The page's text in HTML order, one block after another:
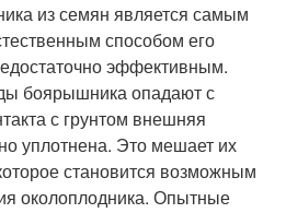
из семян является самым
способом его
эффективным.
боярышника опадают с
с грунтом внешняя
уплотнена. Это мешает их
становится возможным
околоплодника. Опытные